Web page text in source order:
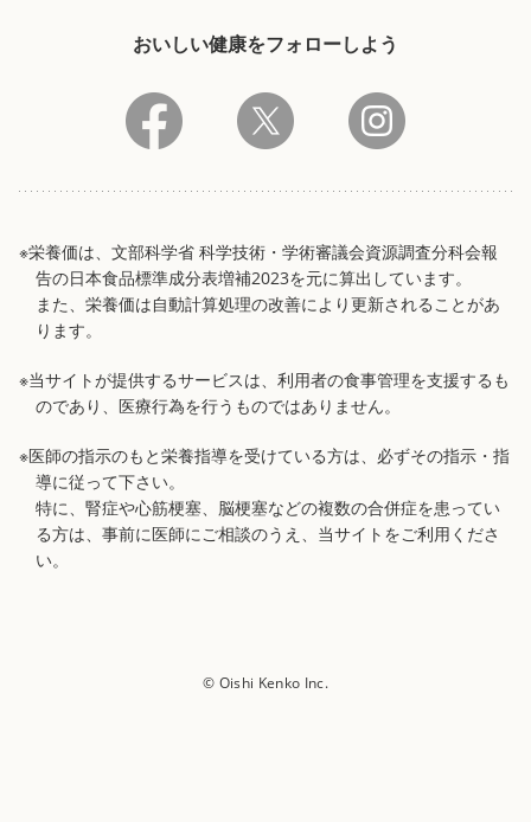
おいしい健康をフォローしよう
※栄養価は、文部科学省 科学技術・学術審議会資源調査分科会報
告の日本食品標準成分表増補2023を元に算出しています。
また、栄養価は自動計算処理の改善により更新されることがあ
ります。
※当サイトが提供するサービスは、利用者の食事管理を支援するも
のであり、医療行為を行うものではありません。
※医師の指示のもと栄養指導を受けている方は、必ずその指示・指
導に従って下さい。
特に、腎症や心筋梗塞、脳梗塞などの複数の合併症を患ってい
る方は、事前に医師にご相談のうえ、当サイトをご利用くださ
い。
© Oishi Kenko Inc.